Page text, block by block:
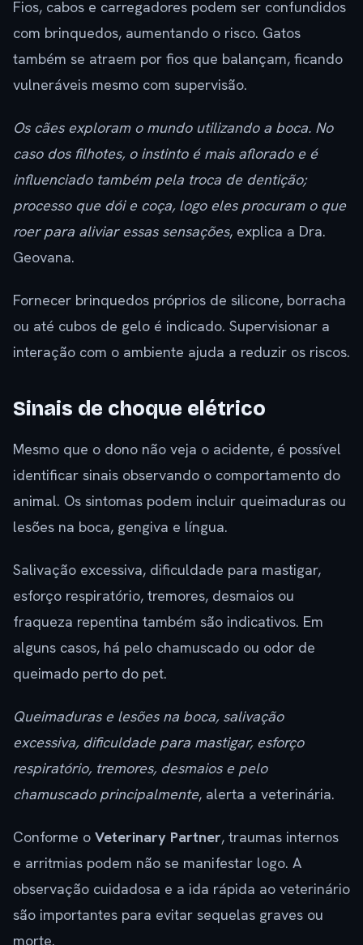
Fios, cabos e carregadores podem ser confundidos
com brinquedos, aumentando o risco. Gatos
também se atraem por fios que balançam, ficando
vulneráveis mesmo com supervisão.
Os cães exploram o mundo utilizando a boca. No
caso dos filhotes, o instinto é mais aflorado e é
influenciado também pela troca de dentição;
processo que dói e coça, logo eles procuram o que
roer para aliviar essas sensações, explica a Dra.
Geovana.
Fornecer brinquedos próprios de silicone, borracha
ou até cubos de gelo é indicado. Supervisionar a
interação com o ambiente ajuda a reduzir os riscos.
Sinais de choque elétrico
Mesmo que o dono não veja o acidente, é possível
identificar sinais observando o comportamento do
animal. Os sintomas podem incluir queimaduras ou
lesões na boca, gengiva e língua.
Salivação excessiva, dificuldade para mastigar,
esforço respiratório, tremores, desmaios ou
fraqueza repentina também são indicativos. Em
alguns casos, há pelo chamuscado ou odor de
queimado perto do pet.
Queimaduras e lesões na boca, salivação
excessiva, dificuldade para mastigar, esforço
respiratório, tremores, desmaios e pelo
chamuscado principalmente, alerta a veterinária.
Conforme o Veterinary Partner, traumas internos
e arritmias podem não se manifestar logo. A
observação cuidadosa e a ida rápida ao veterinário
são importantes para evitar sequelas graves ou
morte.